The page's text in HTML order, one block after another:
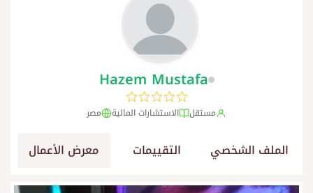
Hazem Mustafa
مستقل الاستشارات المالية مصر
الملف الشخصي التقييمات معرض الأعمال